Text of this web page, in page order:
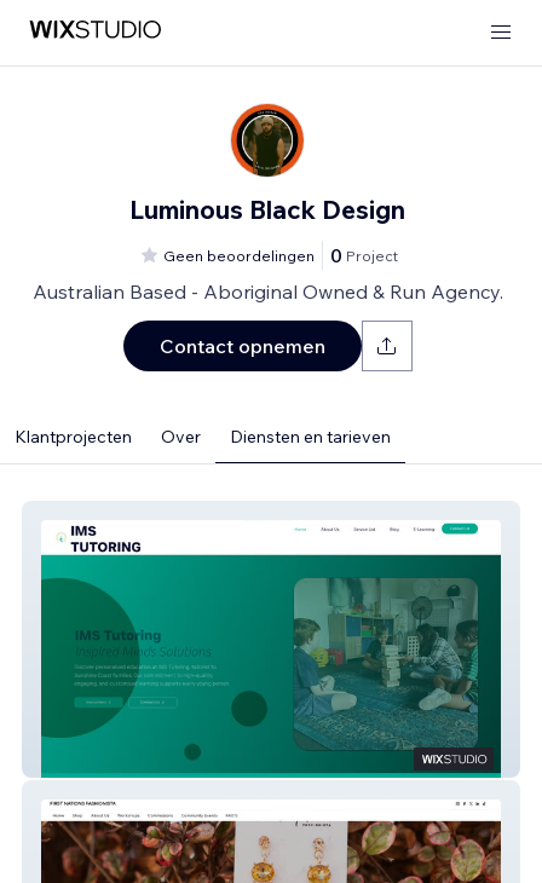
Luminous Black Design
Geen beoordelingen 0 Project
Australian Based - Aboriginal Owned & Run Agency.
Contact opnemen
Klantprojecten Over Diensten en tarieven